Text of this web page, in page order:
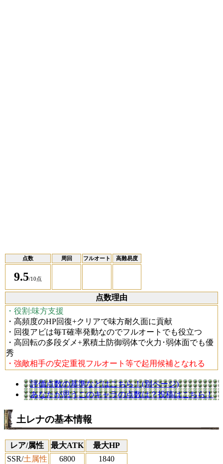
点数 周回 フルオート 高難易度
9.5/10点
点数理由
・役割:味方支援
・高頻度のHP回復+クリアで味方耐久面に貢献
・回復アビは毎T確率発動なのでフルオートでも役立つ
・高回転の多段ダメ+累積土防御弱体で火力･弱体面でも優
秀
・強敵相手の安定重視フルオート等で起用候補となれる
評価点数の基準などはこちら！(別ページ)
あなたが思うこのキャラの点数は？投稿はこちら！
土レナの基本情報
レア/属性 最大ATK
最大HP
SSR/土属性 6800 1840